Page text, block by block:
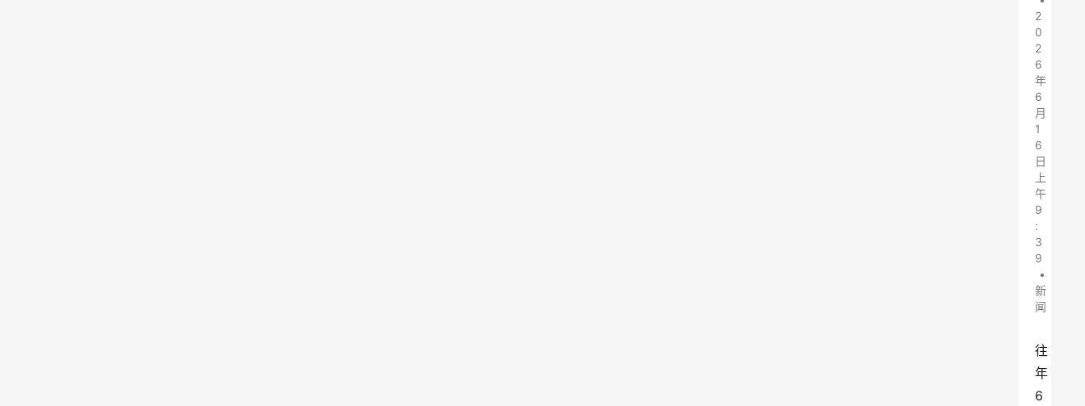
2
0
2
6
年
6
月
1
6
日
上
午
9
:
3
9
•
新
闻
往
年
6